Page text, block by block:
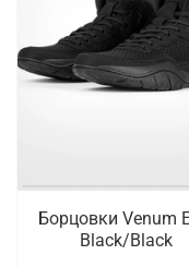
Борцовки Venum
Black/Black